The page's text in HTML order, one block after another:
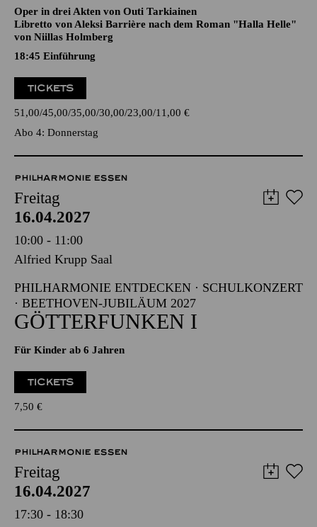
URAUFFÜHRUNG
DAY OF NIGHT
Oper in drei Akten von Outi Tarkiainen
von Niillas Holmberg
18:45 Einführung
TICKETS
51,00 45,00 35,00 30,00 23,00 11,00€
Abo 4: Donnerstag
PHILHARMONIE ESSEN
Freitag
16.04.2027
10:00 - 11:00
Alfried Krupp Saal
PHILHARMONIE ENTDECKEN · SCHULKONZERT
· BEETHOVEN-JUBILÄUM 2027
Für Kinder ab 6 Jahren
7,50 €
PHILHARMONIE ESSEN
Freitag